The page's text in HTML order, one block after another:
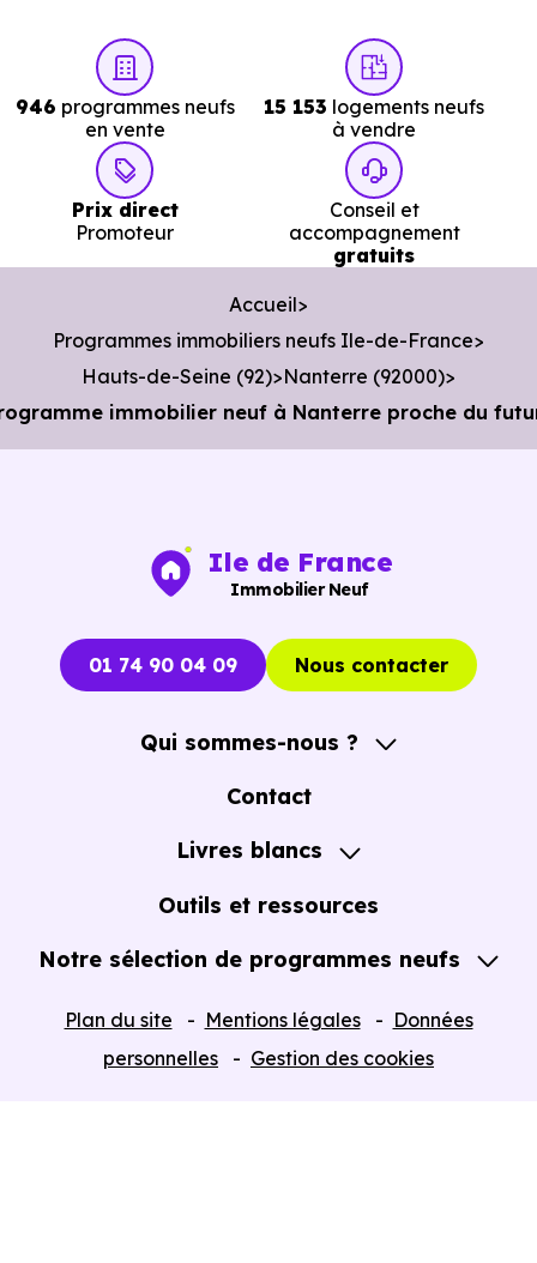
Services :
Police :Commissariat de police de Rueil-Malmaison
3.1 km, soit 6 min en voiture ou à 2.6 km, soit 31 min à
pied.
Poste :La Poste Centre à 775 m, soit 2 min en voiture
ou à 342 m, soit 4 min à pied.
Bibliothèque :Médiathèque Flora Tristan à 657 m, soit
2 min en voiture ou à 236 m, soit 3 min à pied.
946 programmes neufs
en vente
15 153 logements neufs
à vendre
Prix direct
Promoteur
Conseil et
accompagnement
gratuits
Accueil
Programmes immobiliers neufs Ile-de-France
Hauts-de-Seine (92) Nanterre (92000)
immobilier neuf à Nanterre proche du
Ile de France
Immobilier Neuf
01 74 90 04 09 Nous contacter
Qui sommes-nous ?
A propos
Contact
Livres blancs
Guide de l'Achat immobilier neuf en VEFA
Outils et ressources
Notre sélection de programmes neufs
Plan du site Mentions légales
Données
personnelles
Gestion des cookies